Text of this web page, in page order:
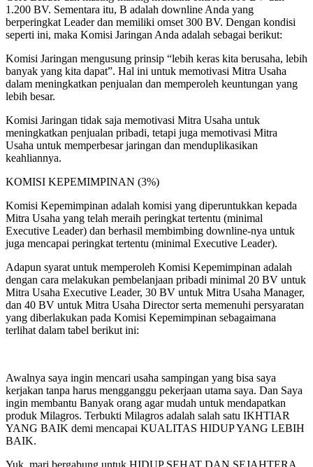
1.200 BV. Sementara itu, B adalah downline Anda yang
berperingkat Leader dan memiliki omset 300 BV. Dengan kondisi
seperti ini, maka Komisi Jaringan Anda adalah sebagai berikut:
Komisi Jaringan mengusung prinsip “lebih keras kita berusaha, lebih
banyak yang kita dapat”. Hal ini untuk memotivasi Mitra Usaha
dalam meningkatkan penjualan dan memperoleh keuntungan yang
lebih besar.
Komisi Jaringan tidak saja memotivasi Mitra Usaha untuk
meningkatkan penjualan pribadi, tetapi juga memotivasi Mitra
Usaha untuk memperbesar jaringan dan menduplikasikan
keahliannya.
KOMISI KEPEMIMPINAN (3%)
Komisi Kepemimpinan adalah komisi yang diperuntukkan kepada
Mitra Usaha yang telah meraih peringkat tertentu (minimal
Executive Leader) dan berhasil membimbing downline-nya untuk
juga mencapai peringkat tertentu (minimal Executive Leader).
Adapun syarat untuk memperoleh Komisi Kepemimpinan adalah
dengan cara melakukan pembelanjaan pribadi minimal 20 BV untuk
Mitra Usaha Executive Leader, 30 BV untuk Mitra Usaha Manager,
dan 40 BV untuk Mitra Usaha Director serta memenuhi persyaratan
yang diberlakukan pada Komisi Kepemimpinan sebagaimana
terlihat dalam tabel berikut ini:
Awalnya saya ingin mencari usaha sampingan yang bisa saya
kerjakan tanpa harus mengganggu pekerjaan utama saya. Dan Saya
ingin membantu Banyak orang agar mudah untuk mendapatkan
produk Milagros. Terbukti Milagros adalah salah satu IKHTIAR
YANG BAIK demi mencapai KUALITAS HIDUP YANG LEBIH
BAIK.
Yuk, mari bergabung untuk HIDUP SEHAT DAN SEJAHTERA